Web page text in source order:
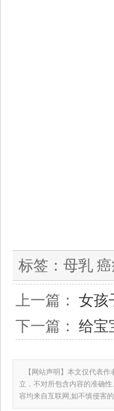
标签： 母乳
上一篇： 女孩
下一篇： 给宝
【网站声明】本文仅代表作
立，不对所包含内容的准确
容均来自互联网,如不慎侵害